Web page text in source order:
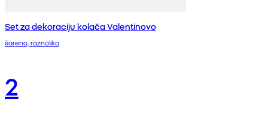
Set za dekoraciju kolača Valentinovo
šareno, raznoliko
2